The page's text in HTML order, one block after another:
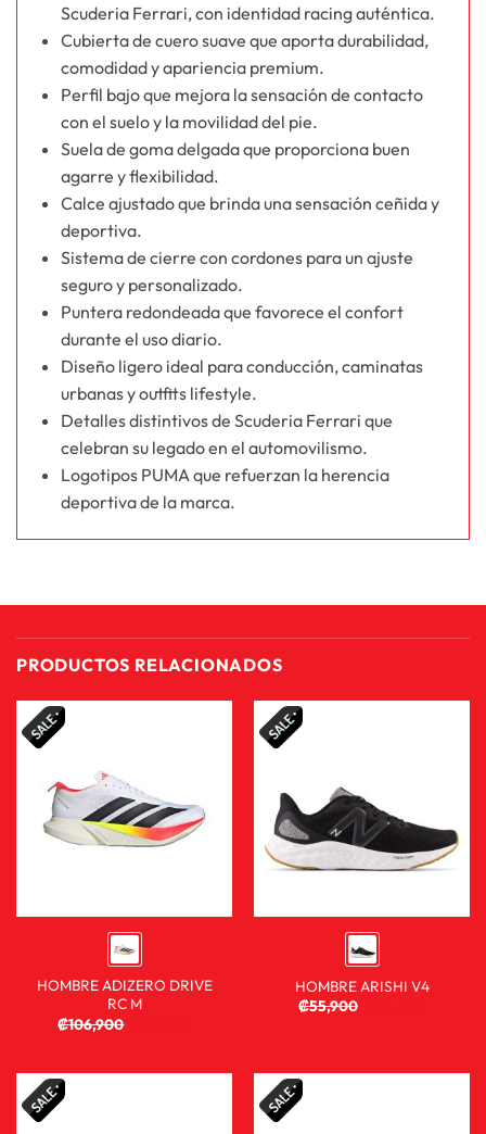
Scuderia Ferrari, con identidad racing auténtica.
Cubierta de cuero suave que aporta durabilidad,
comodidad y apariencia premium.
Perfil bajo que mejora la sensación de contacto
con el suelo y la movilidad del pie.
Suela de goma delgada que proporciona buen
agarre y flexibilidad.
Calce ajustado que brinda una sensación ceñida y
deportiva.
Sistema de cierre con cordones para un ajuste
seguro y personalizado.
Puntera redondeada que favorece el confort
durante el uso diario.
Diseño ligero ideal para conducción, caminatas
urbanas y outfits lifestyle.
Detalles distintivos de Scuderia Ferrari que
celebran su legado en el automovilismo.
Logotipos PUMA que refuerzan la herencia
deportiva de la marca.
PRODUCTOS RELACIONADOS
HOMBRE ADIZERO DRIVE
RC M
₡106,900
HOMBRE ARISHI V4
₡55,900